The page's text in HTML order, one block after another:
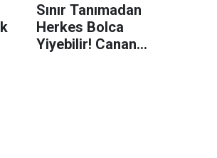
Sınır Tanımadan
Herkes Bolca
Yiyebilir! Canan